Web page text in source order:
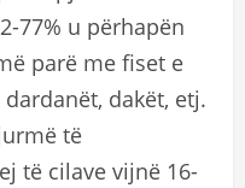
77% u përhapën
parë me fiset e
dakët, etj.
të
të cilave vijnë 16-